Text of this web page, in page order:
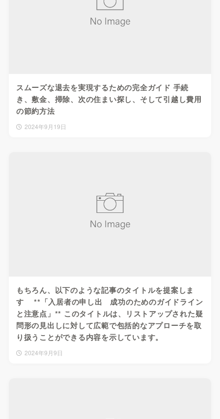
スムーズな退去を実現するための完全ガイド 手続
き、敷金、掃除、次の住まい探し、そして引越し費用
の節約方法
2024年9月19日
もちろん、以下のような記事のタイトルを提案しま
す **「入居者の申し出 成功のためのガイドライン
と注意点」** このタイトルは、リストアップされた疑
問形の見出しに対して広範で包括的なアプローチを取
り扱うことができる内容を示しています。
2024年9月9日